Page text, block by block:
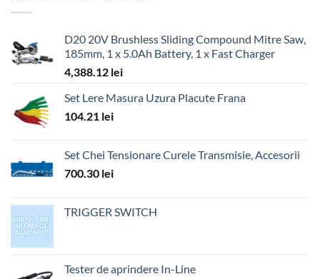
D20 20V Brushless Sliding Compound Mitre Saw,
185mm, 1 x 5.0Ah Battery, 1 x Fast Charger
4,388.12 lei
Set Lere Masura Uzura Placute Frana
104.21 lei
Set Chei Tensionare Curele Transmisie, Accesorii
700.30 lei
TRIGGER SWITCH
Tester de aprindere In-Line